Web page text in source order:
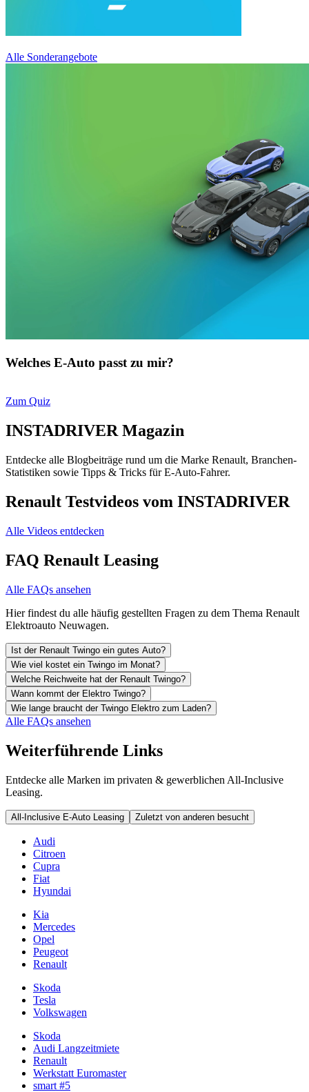
Alle Sonderangebote
Welches E-Auto passt zu mir?
Zum Quiz
INSTADRIVER Magazin
Entdecke alle Blogbeiträge rund um die Marke Renault, Branchen-
Statistiken sowie Tipps & Tricks für E-Auto-Fahrer.
Renault Testvideos vom INSTADRIVER
Alle Videos entdecken
FAQ Renault Leasing
Alle FAQs ansehen
Hier findest du alle häufig gestellten Fragen zu dem Thema Renault
Elektroauto Neuwagen.
Ist der Renault Twingo ein gutes Auto?
Wie viel kostet ein Twingo im Monat?
Welche Reichweite hat der Renault Twingo?
Wann kommt der Elektro Twingo?
Wie lange braucht der Twingo Elektro zum Laden?
Alle FAQs ansehen
Weiterführende Links
Entdecke alle Marken im privaten & gewerblichen All-Inclusive
Leasing.
All-Inclusive E-Auto Leasing Zuletzt von anderen besucht
Audi
Citroen
Cupra
Fiat
Hyundai
Kia
Mercedes
Opel
Peugeot
Renault
Skoda
Tesla
Volkswagen
Skoda
Audi Langzeitmiete
Renault
Werkstatt Euromaster
smart #5